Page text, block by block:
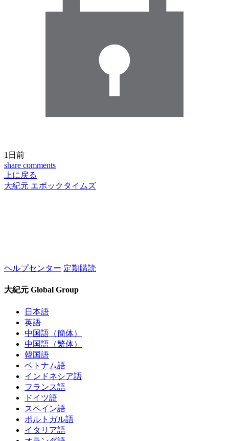
1日前
share comments
上に戻る
大紀元 エポックタイムズ
ヘルプセンター 定期購読
大紀元 Global Group
日本語
英語
中国語（簡体）
中国語（繁体）
韓国語
ベトナム語
インドネシア語
フランス語
ドイツ語
スペイン語
ポルトガル語
イタリア語